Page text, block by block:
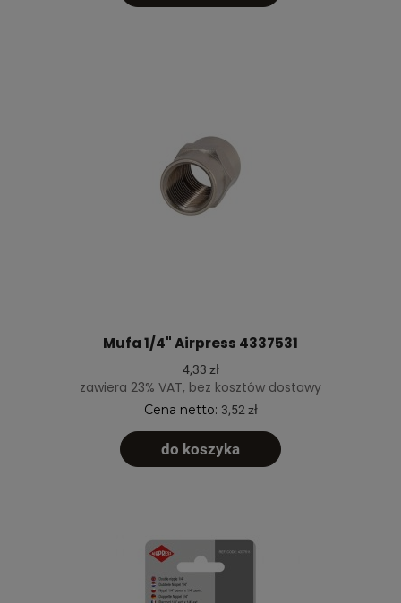
Mufa 1/4" Airpress 4337531
4,33 zł
zawiera 23% VAT, bez kosztów dostawy
Cena netto: 3,52 zł
do koszyka